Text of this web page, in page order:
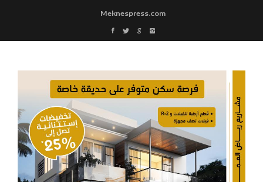
Meknespress.com